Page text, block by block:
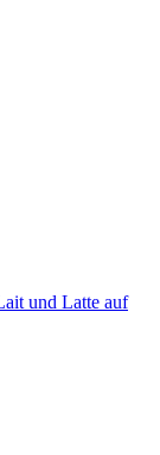
und Latte auf